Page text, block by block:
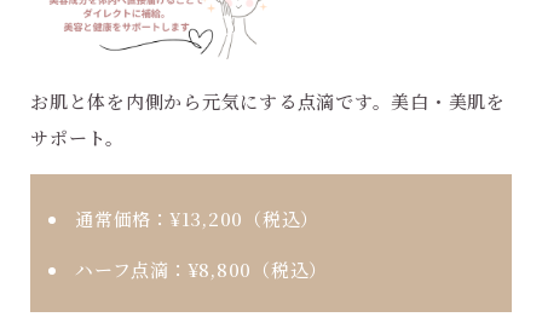
お肌と体を内側から元気にする点滴です。美白・美肌を
サポート。
通常価格：¥13,200（税込）
ハーフ点滴：¥8,800（税込）